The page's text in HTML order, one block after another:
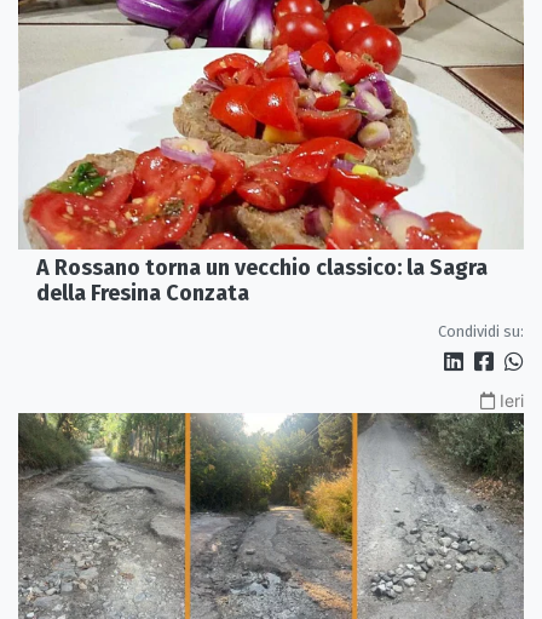
A Rossano torna un vecchio classico: la Sagra
della Fresina Conzata
Condividi su:
Ieri